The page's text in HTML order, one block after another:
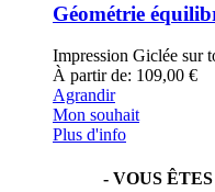
Géométrie
Impression Giclée sur
À partir de: 109,00 €
Agrandir
Mon souhait
Plus d'info
- VOUS